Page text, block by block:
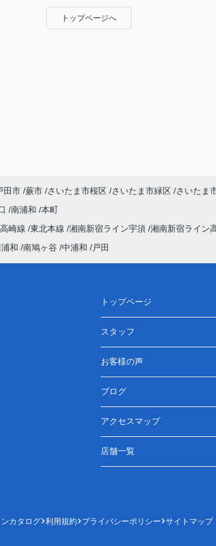
トップページへ
田市 蕨市 さいたま市桜区 さいたま市緑区 さいたま
南浦和 本町
高崎線 東北本線 湘南新宿ライン宇須 湘南新宿ライン
和 南鳩ヶ谷 中浦和 戸田
トップページ
スタッフ
お客様の声
ブログ
アクセスマップ
店舗一覧
カタログ 利用規約 プライバシーポリシー サイトマップ